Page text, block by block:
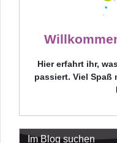
Hier erfahrt ihr,
passiert. Viel Spaß
Im Blog suchen